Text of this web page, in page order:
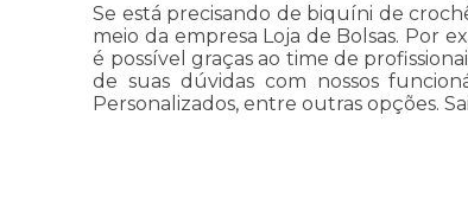
Se está precisando de biquíni de
meio da empresa Loja de Bolsas. Por
é possível graças ao time de
de suas dúvidas com nossos
Personalizados, entre outras opções.